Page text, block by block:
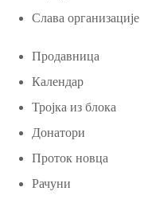
Слава организације
Продавница
Календар
Тројка из блока
Донатори
Проток новца
Рачуни